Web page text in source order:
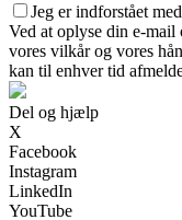
Jeg er indforstået
Ved at oplyse din e-
vores vilkår og vores
kan til enhver tid
Del og hjælp
X
Facebook
Instagram
LinkedIn
YouTube